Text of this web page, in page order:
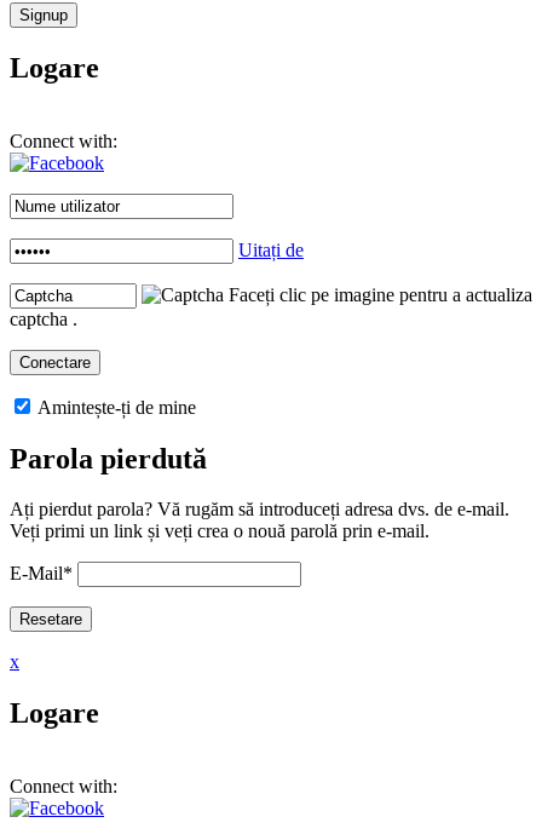
Logare
Connect with:
Uitați de
Faceți clic pe imagine pentru a actualiza
captcha .
Amintește-ți de mine
Parola pierdută
Ați pierdut parola? Vă rugăm să introduceți adresa dvs. de e-mail.
Veți primi un link și veți crea o nouă parolă prin e-mail.
E-Mail*
x
Logare
Connect with: